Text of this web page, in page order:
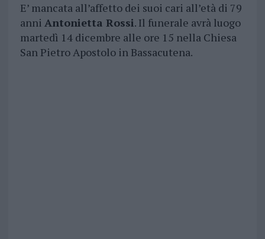
E’ mancata all’affetto dei suoi cari all’età di 79
anni Antonietta Rossi. Il funerale avrà luogo
martedì 14 dicembre alle ore 15 nella Chiesa
San Pietro Apostolo in Bassacutena.